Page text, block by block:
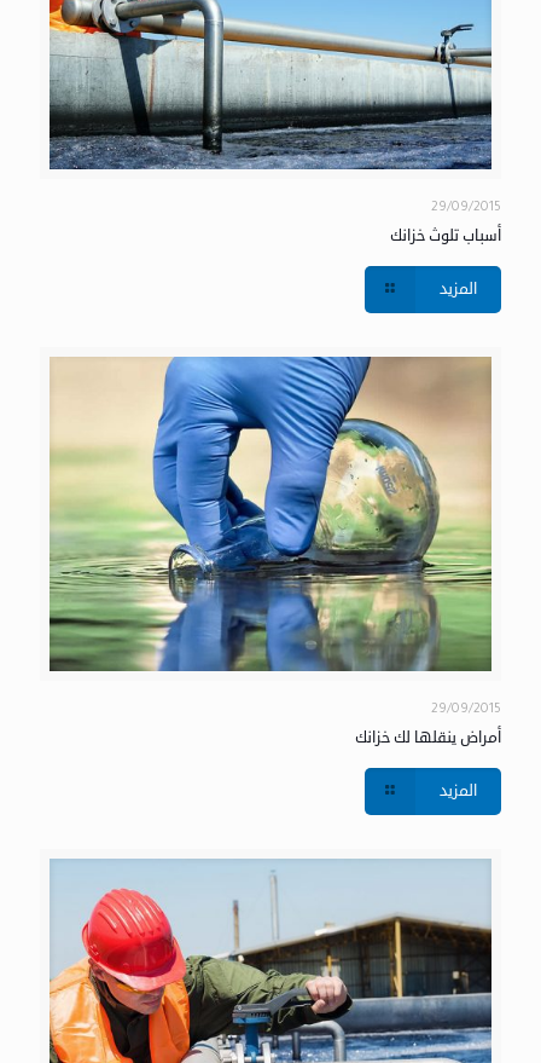
29/09/2015
أسباب تلوث خزانك
المزيد
29/09/2015
أمراض ينقلها لك خزانك
المزيد